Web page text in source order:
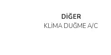
DİĞER
KLİMA DÜĞME A/C